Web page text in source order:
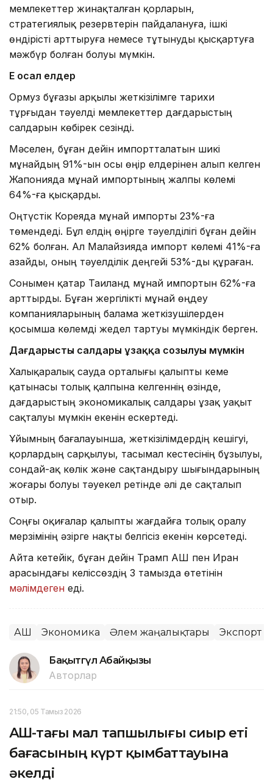
мемлекеттер жинақталған қорларын,
стратегиялық резервтерін пайдалануға, ішкі
өндірісті арттыруға немесе тұтынуды қысқартуға
мәжбүр болған болуы мүмкін.
Ең осал елдер
Ормуз бұғазы арқылы жеткізілімге тарихи
тұрғыдан тәуелді мемлекеттер дағдарыстың
салдарын көбірек сезінді.
Мәселен, бұған дейін импортталатын шикі
мұнайдың 91%-ын осы өңір елдерінен алып келген
Жапонияда мұнай импортының жалпы көлемі
64%-ға қысқарды.
Оңтүстік Кореяда мұнай импорты 23%-ға
төмендеді. Бұл елдің өңірге тәуелділігі бұған дейін
62% болған. Ал Малайзияда импорт көлемі 41%-ға
азайды, оның тәуелділік деңгейі 53%-ды құраған.
Сонымен қатар Таиланд мұнай импортын 62%-ға
арттырды. Бұған жергілікті мұнай өңдеу
компанияларының балама жеткізушілерден
қосымша көлемді жедел тартуы мүмкіндік берген.
Дағдарыстың салдары ұзаққа созылуы мүмкін
Халықаралық сауда орталығы қалыпты кеме
қатынасы толық қалпына келгеннің өзінде,
дағдарыстың экономикалық салдары ұзақ уақыт
сақталуы мүмкін екенін ескертеді.
Ұйымның бағалауынша, жеткізілімдердің кешігуі,
қорлардың сарқылуы, тасымал кестесінің бұзылуы,
сондай-ақ көлік және сақтандыру шығындарының
жоғары болуы тәуекел ретінде әлі де сақталып
отыр.
Соңғы оқиғалар қалыпты жағдайға толық оралу
мерзімінің әзірге нақты белгісіз екенін көрсетеді.
Айта кетейік, бұған дейін Трамп АҚШ пен Иран
арасындағы келіссөздің 3 тамызда өтетінін
мәлімдеген еді.
АҚШ Экономика Әлем жаңалықтары Экспорт
Бақытгүл Абайқызы
Авторлар
21:50, 05 Тамыз 2026
АҚШ-тағы мал тапшылығы сиыр еті
бағасының күрт қымбаттауына
әкелді